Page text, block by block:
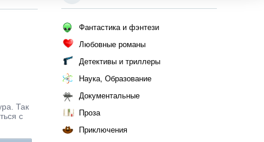
Так
с
Фантастика и фэнтези
Любовные романы
Детективы и триллеры
Наука, Образование
Документальные
Проза
Приключения